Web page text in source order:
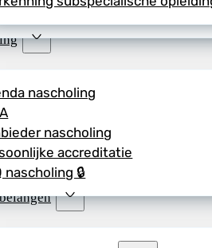
nascholing
nascholing
accreditatie
nascholing 🔒